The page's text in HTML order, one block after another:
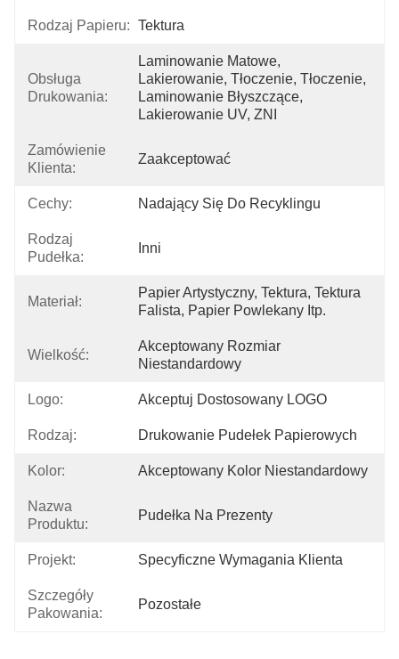
Rodzaj Papieru: Tektura
Obsługa
Drukowania:
Laminowanie Matowe,
Lakierowanie, Tłoczenie, Tłoczenie,
Laminowanie Błyszczące,
Lakierowanie UV, ZNI
Zamówienie
Klienta:
Zaakceptować
Cechy: Nadający Się Do Recyklingu
Rodzaj
Pudełka:
Inni
Materiał:
Papier Artystyczny, Tektura, Tektura
Falista, Papier Powlekany Itp.
Wielkość:
Akceptowany Rozmiar
Niestandardowy
Logo: Akceptuj Dostosowany LOGO
Rodzaj: Drukowanie Pudełek Papierowych
Kolor: Akceptowany Kolor Niestandardowy
Nazwa
Produktu:
Pudełka Na Prezenty
Projekt: Specyficzne Wymagania Klienta
Szczegóły
Pakowania:
Pozostałe